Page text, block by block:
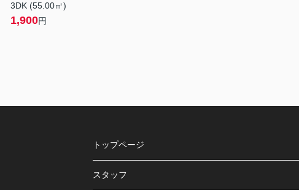
3DK (55.00㎡)
1,900円
トップページ
スタッフ